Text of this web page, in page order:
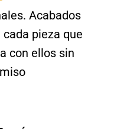
Acabados
pieza que
con ellos sin